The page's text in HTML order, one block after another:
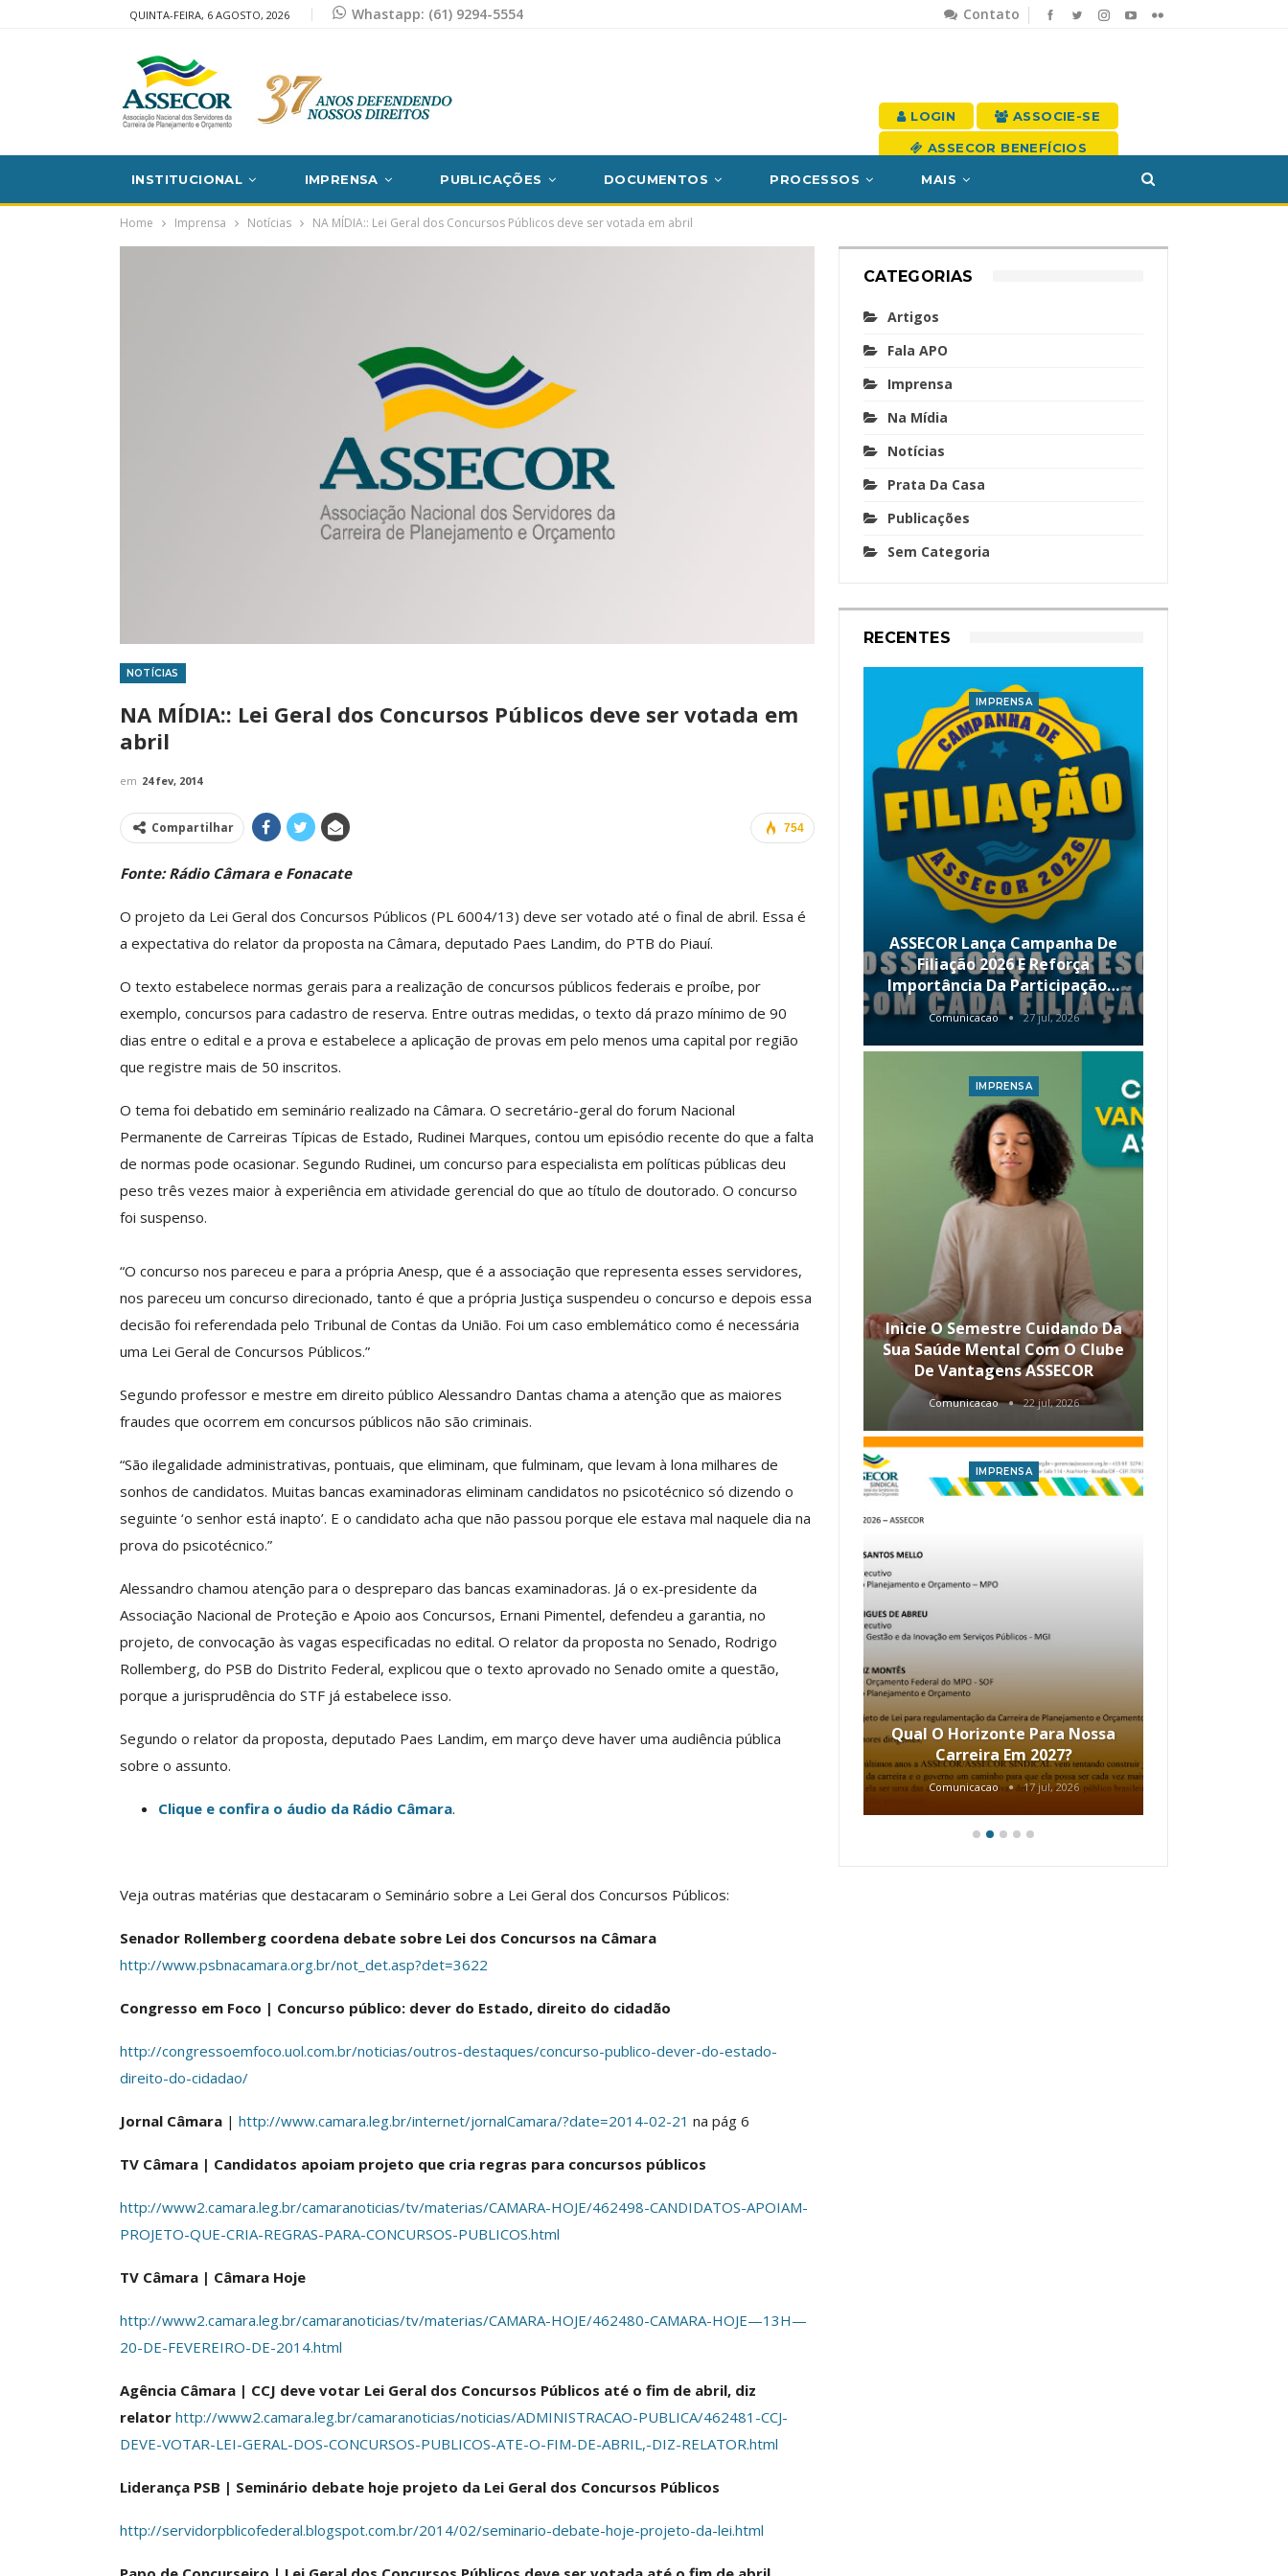
Contato
QUINTA-FEIRA, 6 AGOSTO, 2026 Whastapp: (61) 9294-5554
LOGIN ASSOCIE-SE
ASSECOR BENEFÍCIOS
INSTITUCIONAL IMPRENSA PUBLICAÇÕES DOCUMENTOS PROCESSOS MAIS
Home Imprensa Notícias NA MÍDIA:: Lei Geral dos Concursos Públicos deve ser votada em abril
NOTÍCIAS
NA MÍDIA:: Lei Geral dos Concursos Públicos deve ser votada em
abril
em 24 fev, 2014
754
Compartilhar
Fonte: Rádio Câmara e Fonacate
O projeto da Lei Geral dos Concursos Públicos (PL 6004/13) deve ser votado até o final de abril. Essa é
a expectativa do relator da proposta na Câmara, deputado Paes Landim, do PTB do Piauí.
O texto estabelece normas gerais para a realização de concursos públicos federais e proíbe, por
exemplo, concursos para cadastro de reserva. Entre outras medidas, o texto dá prazo mínimo de 90
dias entre o edital e a prova e estabelece a aplicação de provas em pelo menos uma capital por região
que registre mais de 50 inscritos.
O tema foi debatido em seminário realizado na Câmara. O secretário-geral do forum Nacional
Permanente de Carreiras Típicas de Estado, Rudinei Marques, contou um episódio recente do que a falta
de normas pode ocasionar. Segundo Rudinei, um concurso para especialista em políticas públicas deu
peso três vezes maior à experiência em atividade gerencial do que ao título de doutorado. O concurso
foi suspenso.
“O concurso nos pareceu e para a própria Anesp, que é a associação que representa esses servidores,
nos pareceu um concurso direcionado, tanto é que a própria Justiça suspendeu o concurso e depois essa
decisão foi referendada pelo Tribunal de Contas da União. Foi um caso emblemático como é necessária
uma Lei Geral de Concursos Públicos.”
Segundo professor e mestre em direito público Alessandro Dantas chama a atenção que as maiores
fraudes que ocorrem em concursos públicos não são criminais.
“São ilegalidade administrativas, pontuais, que eliminam, que fulminam, que levam à lona milhares de
sonhos de candidatos. Muitas bancas examinadoras eliminam candidatos no psicotécnico só dizendo o
seguinte ‘o senhor está inapto’. E o candidato acha que não passou porque ele estava mal naquele dia na
prova do psicotécnico.”
Alessandro chamou atenção para o despreparo das bancas examinadoras. Já o ex-presidente da
Associação Nacional de Proteção e Apoio aos Concursos, Ernani Pimentel, defendeu a garantia, no
projeto, de convocação às vagas especificadas no edital. O relator da proposta no Senado, Rodrigo
Rollemberg, do PSB do Distrito Federal, explicou que o texto aprovado no Senado omite a questão,
porque a jurisprudência do STF já estabelece isso.
Segundo o relator da proposta, deputado Paes Landim, em março deve haver uma audiência pública
sobre o assunto.
Clique e confira o áudio da Rádio Câmara.
Veja outras matérias que destacaram o Seminário sobre a Lei Geral dos Concursos Públicos:
Senador Rollemberg coordena debate sobre Lei dos Concursos na Câmara
http://www.psbnacamara.org.br/not_det.asp?det=3622
Congresso em Foco | Concurso público: dever do Estado, direito do cidadão
http://congressoemfoco.uol.com.br/noticias/outros-destaques/concurso-publico-dever-do-estado-
direito-do-cidadao/
Jornal Câmara| http://www.camara.leg.br/internet/jornalCamara/?date=2014-02-21 na pág 6
TV Câmara | Candidatos apoiam projeto que cria regras para concursos públicos
http://www2.camara.leg.br/camaranoticias/tv/materias/CAMARA-HOJE/462498-CANDIDATOS-APOIAM-
PROJETO-QUE-CRIA-REGRAS-PARA-CONCURSOS-PUBLICOS.html
TV Câmara | Câmara Hoje
http://www2.camara.leg.br/camaranoticias/tv/materias/CAMARA-HOJE/462480-CAMARA-HOJE—13H—
20-DE-FEVEREIRO-DE-2014.html
Agência Câmara | CCJ deve votar Lei Geral dos Concursos Públicos até o fim de abril, diz
relator http://www2.camara.leg.br/camaranoticias/noticias/ADMINISTRACAO-PUBLICA/462481-CCJ-
DEVE-VOTAR-LEI-GERAL-DOS-CONCURSOS-PUBLICOS-ATE-O-FIM-DE-ABRIL,-DIZ-RELATOR.html
Liderança PSB | Seminário debate hoje projeto da Lei Geral dos Concursos Públicos
http://servidorpblicofederal.blogspot.com.br/2014/02/seminario-debate-hoje-projeto-da-lei.html
CATEGORIAS
Artigos
Fala APO
Imprensa
Na Mídia
Notícias
Prata Da Casa
Publicações
Sem Categoria
RECENTES
Clube De Benefícios ASSECOR
Idiomas Com Condições…
Comunicacao 29 jun, 2026
ASSECOR Acompanha Reunião
Da Mesa Nacional De
Negociação Permanente E
Comunicacao 26 jun, 2026
IMPRENSA
O Futuro Da Nossa Carreira Em
Presidente Da ASSECOR
Unificação Das Carreiras Do…
Comunicacao 5 ago, 2026
Categoria Unida Em Torno Dos
Comunicacao 29 jul, 2026
IMPRENSA
Semestre Mostram A
Importância…
IMPRENSA
ASSECOR Lança Campanha De
Filiação 2026 E Reforça
Importância Da Participação…
Comunicacao 27 jul, 2026
IMPRENSA
Inicie O Semestre Cuidando Da
Sua Saúde Mental Com O Clube
De Vantagens ASSECOR
Comunicacao 22 jul, 2026
IMPRENSA
Qual O Horizonte Para Nossa
Carreira Em 2027?
Comunicacao 17 jul, 2026